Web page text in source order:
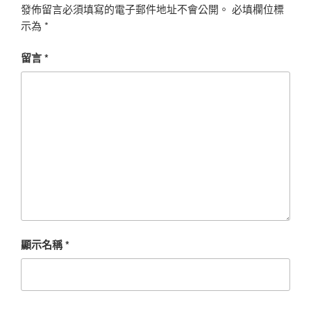
發佈留言必須填寫的電子郵件地址不會公開。 必填欄位標
示為 *
留言*
顯示名稱*